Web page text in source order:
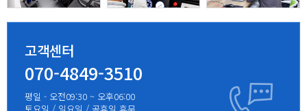
고객센터
070-4849-3510
평일 - 오전09:30 ~ 오후06:00